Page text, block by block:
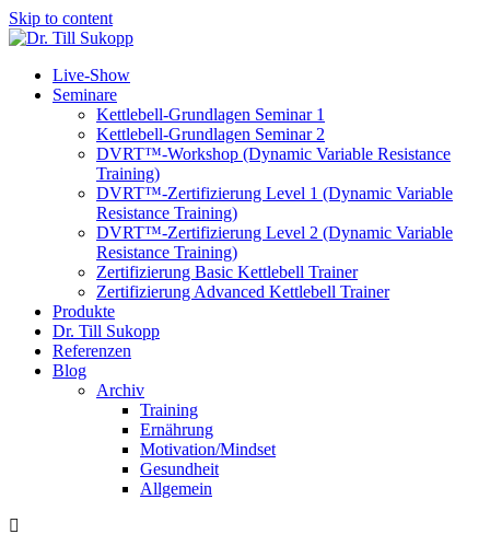
Skip to content
Live-Show
Seminare
Kettlebell-Grundlagen Seminar 1
Kettlebell-Grundlagen Seminar 2
DVRT™-Workshop (Dynamic Variable Resistance
Training)
DVRT™-Zertifizierung Level 1 (Dynamic Variable
Resistance Training)
DVRT™-Zertifizierung Level 2 (Dynamic Variable
Resistance Training)
Zertifizierung Basic Kettlebell Trainer
Zertifizierung Advanced Kettlebell Trainer
Produkte
Dr. Till Sukopp
Referenzen
Blog
Archiv
Training
Ernährung
Motivation/Mindset
Gesundheit
Allgemein